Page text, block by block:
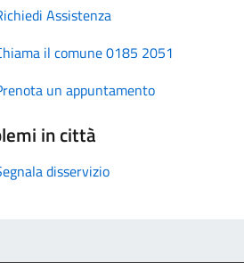
Assistenza
il comune 0185 2051
un appuntamento
in città
disservizio